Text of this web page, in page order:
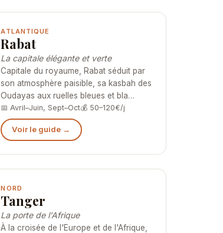
ATLANTIQUE
Rabat
La capitale élégante et verte
Capitale du royaume, Rabat séduit par
son atmosphère paisible, sa kasbah des
Oudayas aux ruelles bleues et bla…
📅 Avril–Juin, Sept–Oct💰 50–120€/j
Voir le guide →
NORD
Tanger
La porte de l'Afrique
À la croisée de l'Europe et de l'Afrique,